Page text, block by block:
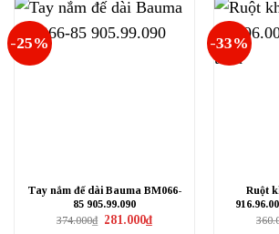
-25%
Tay nắm đế dài Bauma BM066-
85 905.99.090
374.000₫ Giá
281.000₫Giá
hiện
-33%
Ruột